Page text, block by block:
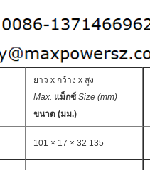
ยาว x กว้าง x สูง
Max. แม็กซ์ Size (mm)
ขนาด (มม.)
101 × 17 × 32 135